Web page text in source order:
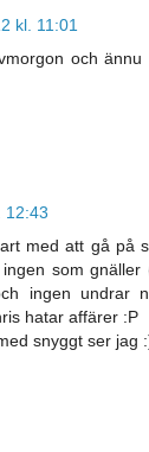
kl. 11:01
och
12:43
med att gå på
som gnäller
ingen undrar
hatar affärer :P
snyggt ser jag